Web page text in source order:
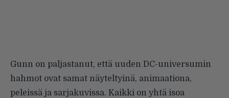
Gunn on paljastanut, että uuden DC-universumin
hahmot ovat samat näyteltyinä, animaationa,
peleissä ja sarjakuvissa. Kaikki on yhtä isoa